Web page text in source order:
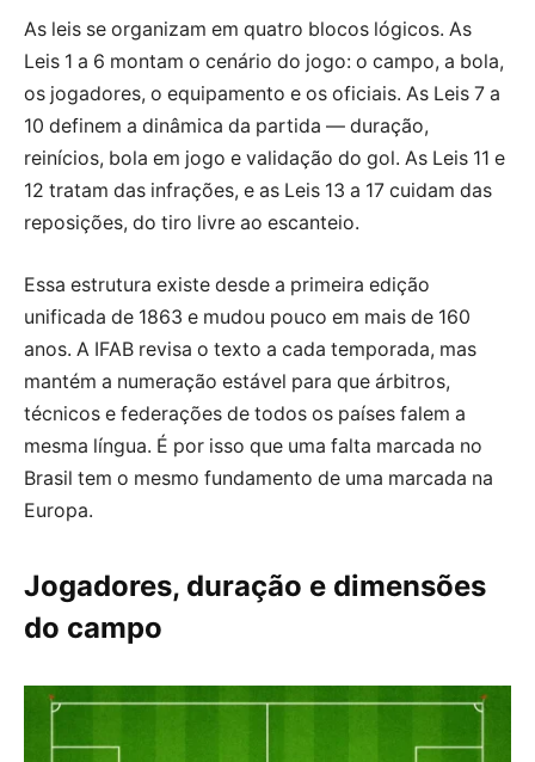
As leis se organizam em quatro blocos lógicos. As
Leis 1 a 6 montam o cenário do jogo: o campo, a bola,
os jogadores, o equipamento e os oficiais. As Leis 7 a
10 definem a dinâmica da partida — duração,
reinícios, bola em jogo e validação do gol. As Leis 11 e
12 tratam das infrações, e as Leis 13 a 17 cuidam das
reposições, do tiro livre ao escanteio.
Essa estrutura existe desde a primeira edição
unificada de 1863 e mudou pouco em mais de 160
anos. A IFAB revisa o texto a cada temporada, mas
mantém a numeração estável para que árbitros,
técnicos e federações de todos os países falem a
mesma língua. É por isso que uma falta marcada no
Brasil tem o mesmo fundamento de uma marcada na
Europa.
Jogadores, duração e dimensões
do campo